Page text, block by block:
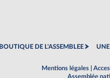
BOUTIQUE DE L'ASSEMBLEE UNE
Mentions légales
Assemblée